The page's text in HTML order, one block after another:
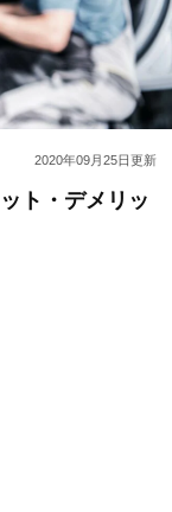
2020年09月25日更新
ト・デメリッ